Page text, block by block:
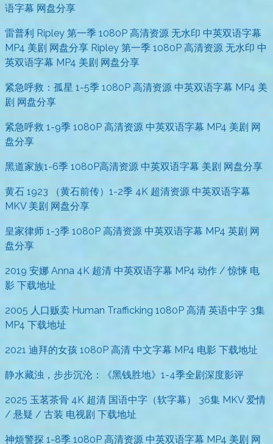
语字幕 网盘分享
雷普利 Ripley 第一季 1080P 高清资源 无水印 中英双语字幕
MP4 美剧 网盘分享 Ripley 第一季 1080P 高清资源 无水印 中
英双语字幕 MP4 美剧 网盘分享
紧急呼救：孤星 1-5季 1080P 高清资源 中英双语字幕 MP4 美
剧 网盘分享
紧急呼救 1-9季 1080P 高清资源 中英双语字幕 MP4 美剧 网
盘分享
黑道家族1-6季 1080P高清资源 中英双语字幕 美剧 网盘分享
黄石 1923 （黄石前传）1-2季 4K 超清资源 中英双语字幕
MKV 美剧 网盘分享
皇家律师 1-3季 1080P 高清资源 中英双语字幕 MP4 英剧 网
盘分享
2019 安娜 Anna 4K 超清 中英双语字幕 MP4 动作 / 惊悚 电
影 下载地址
2005 人口贩卖 Human Trafficking 1080P 高清 英语中字 3集
MP4 下载地址
2021 迪拜的女孩 1080P 高清 中文字幕 MP4 电影 下载地址
静水藏浊，步步沉沦：《黑钱胜地》1-4季全剧深度影评
2025 玉茗茶骨 4K 超清 国语中字（软字幕） 36集 MKV 爱情
/ 悬疑 / 古装 电视剧 下载地址
神烦警探 1-8季 1080P 高清资源 中英双语字幕 MP4 美剧 网